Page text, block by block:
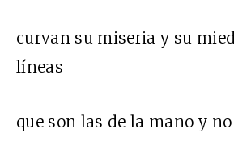
curvan su miseria y su
líneas
que son las de la mano y